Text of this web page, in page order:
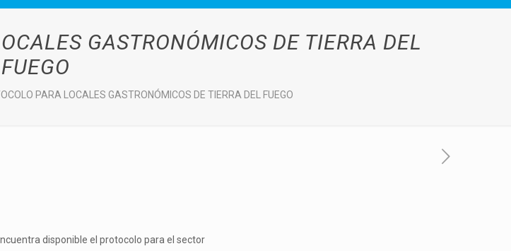
GASTRONÓMICOS DE TIERRA DEL
FUEGO
PARA LOCALES GASTRONÓMICOS DE TIERRA DEL FUEGO
disponible el protocolo para el sector